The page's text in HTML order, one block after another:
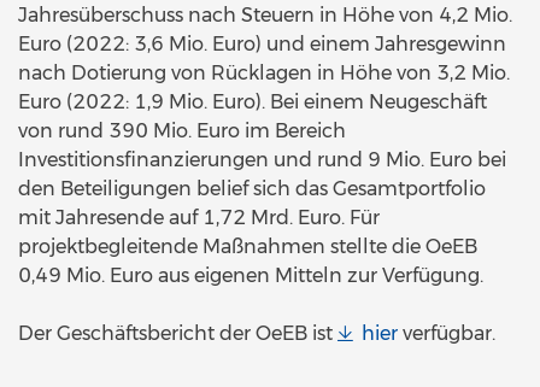
Jahresüberschuss nach Steuern in Höhe von 4,2 Mio.
Euro (2022: 3,6 Mio. Euro) und einem Jahresgewinn
nach Dotierung von Rücklagen in Höhe von 3,2 Mio.
Euro (2022: 1,9 Mio. Euro). Bei einem Neugeschäft
von rund 390 Mio. Euro im Bereich
Investitionsfinanzierungen und rund 9 Mio. Euro bei
den Beteiligungen belief sich das Gesamtportfolio
mit Jahresende auf 1,72 Mrd. Euro. Für
projektbegleitende Maßnahmen stellte die OeEB
0,49 Mio. Euro aus eigenen Mitteln zur Verfügung.
Der Geschäftsbericht der OeEB ist hier verfügbar.